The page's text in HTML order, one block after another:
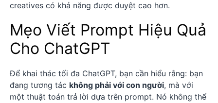
creatives có khả năng được duyệt cao hơn.
Mẹo Viết Prompt Hiệu Quả
Cho ChatGPT
Để khai thác tối đa ChatGPT, bạn cần hiểu rằng: bạn
đang tương tác không phải với con người, mà với
một thuật toán trả lời dựa trên prompt. Nó không thể